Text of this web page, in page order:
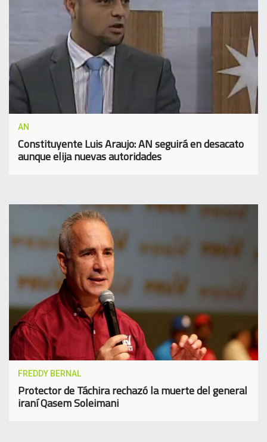
AN
Constituyente Luis Araujo: AN seguirá en desacato
aunque elija nuevas autoridades
FREDDY BERNAL
Protector de Táchira rechazó la muerte del general
iraní Qasem Soleimani